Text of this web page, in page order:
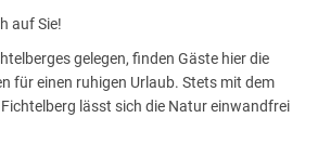
auf Sie!
gelegen, finden Gäste hier die
für einen ruhigen Urlaub. Stets mit dem
lässt sich die Natur einwandfrei